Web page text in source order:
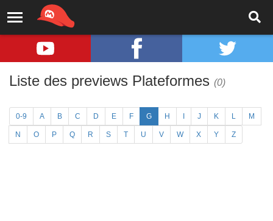
Liste des previews Plateformes (0)
0-9 A B C D E F G H J K L M
N O P Q R S T U V W X Y Z